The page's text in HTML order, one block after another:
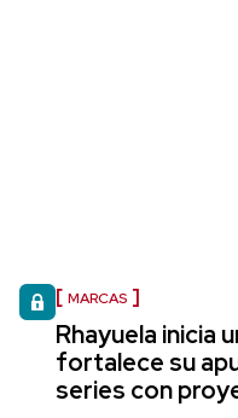
MARCAS
Rhayuela inicia
fortalece su
series con